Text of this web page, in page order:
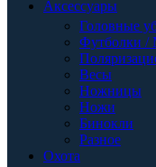
Аксессуары
Головные
Футболки /
Весы
Ножницы
Ножи
Бинокли
Разное
Охота